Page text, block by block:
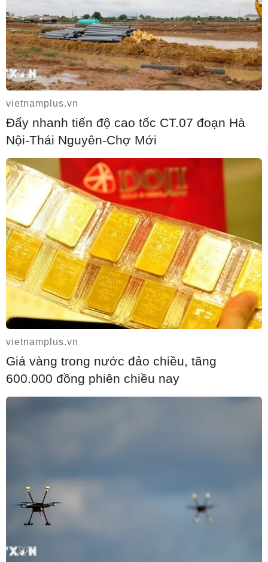
Mỹ tạm dừng không kích Iran: Khoảng
lặng mong manh giữa sức ép và ngoại
giao
09/08/2026 22:09
Houthi tấn công dồn dập từ nhiều hướng
khiến 4 binh sĩ chính phủ Yemen thiệt
mạng
vietnamplus.vn
Đẩy nhanh tiến độ cao tốc CT.07 đoạn Hà
Nội-Thái Nguyên-Chợ Mới
vietnamplus.vn
Giá vàng trong nước đảo chiều, tăng
600.000 đồng phiên chiều nay